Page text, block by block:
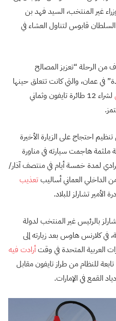
غير المنتخب، السيد فهد بن
قابوس لتناول العشاء في
من الرحلة “تعزيز المصالح
في عمان، والتي كانت تتعلق حينها
لشراء 12 طائرة تايفون وثماني
احتجاج على الزيارة الأخيرة
ملثمة هاجمت سيارته في مناورة
لمدة خمسة أيام في منتصف آذار/
تعذيب
تشارلز للبلاد.
رحب الأمير تشارلز بالرئيس غير المنتخب لدولة
في كلارنس هاوس بعد زيارته إلى
العربية المتحدة في وقتأرادت فيه
تابعة للنظام من طراز تايفون مقابل
القمع في الإمارات.